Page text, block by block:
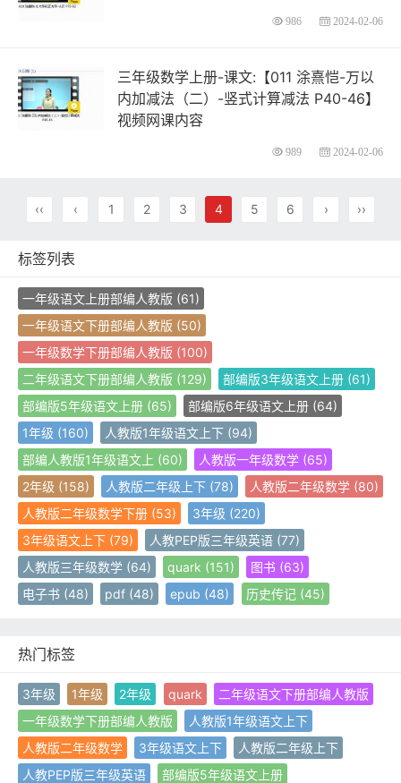
986 2024-02-06
三年级数学上册-课文:【011 涂熹恺-万以
内加减法（二）-竖式计算减法 P40-46】
视频网课内容
989 2024-02-06
‹‹ ‹ 1 2 3 4 5 6 › ››
标签列表
一年级语文上册部编人教版 (61)
一年级语文下册部编人教版 (50)
一年级数学下册部编人教版 (100)
二年级语文下册部编人教版 (129) 部编版3年级语文上册 (61)
部编版5年级语文上册(65) 部编版6年级语文上册 (64)
1年级 (160) 人教版1年级语文上下 (94)
部编人教版1年级语文上 (60) 人教版一年级数学 (65)
2年级 (158) 人教版二年级上下 (78) 人教版二年级数学 (80)
人教版二年级数学下册(53) 3年级 (220)
3年级语文上下(79) 人教PEP版三年级英语 (77)
人教版三年级数学(64) quark (151) 图书 (63)
电子书(48) pdf (48) epub (48) 历史传记 (45)
热门标签
3年级 1年级 2年级 quark
二年级语文下册部编人教版
一年级数学下册部编人教版
人教版1年级语文上下
人教版二年级数学
3年级语文上下
人教版二年级上下
人教PEP版三年级英语
部编版5年级语文上册